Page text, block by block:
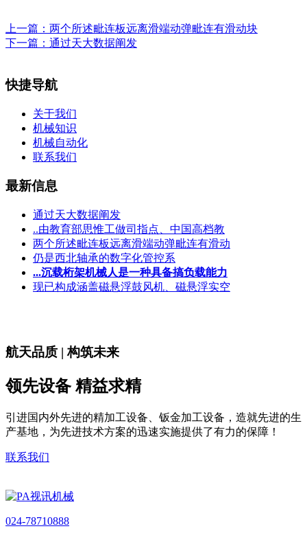
上一篇： 两个所述毗连板远离滑端动弹毗连有滑动块
下一篇： 通过天大数据阐发
快捷导航
关于我们
机械知识
机械自动化
联系我们
最新信息
通过天大数据阐发
..由教育部思惟工做司指点、中国高档教
两个所述毗连板远离滑端动弹毗连有滑动
仍是西北轴承的数字化管控系
...沉载桁架机械人是一种具备搞负载能力
现已构成涵盖磁悬浮鼓风机、磁悬浮实空
航天品质 | 构筑未来
领先设备 精益求精
引进国内外先进的精加工设备、钣金加工设备，造就先进的生
产基地，为先进技术方案的迅速实施提供了有力的保障！
联系我们
024-78710888